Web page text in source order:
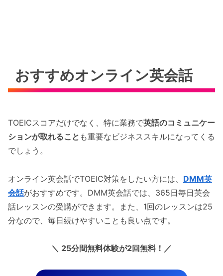
おすすめオンライン英会話
TOEICスコアだけでなく、特に業務で英語のコミュニケー
ションが取れること も重要なビジネススキルになってくる
でしょう。
オンライン英会話でTOEIC対策をしたい方には、 DMM英
会話がおすすめです。DMM英会話では、365日毎日英会
話レッスンの受講ができます。また、1回のレッスンは25
分なので、毎日続けやすいことも良い点です。
＼ 25分間無料体験が2回無料！／